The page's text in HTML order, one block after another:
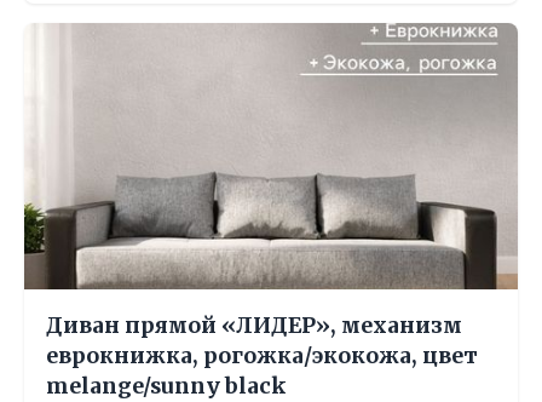
Диван прямой «ЛИДЕР», механизм
еврокнижка, рогожка/экокожа, цвет
melange/sunny black